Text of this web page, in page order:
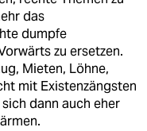
das
dumpfe
zu ersetzen.
Mieten, Löhne,
mit Existenzängsten
dann auch eher